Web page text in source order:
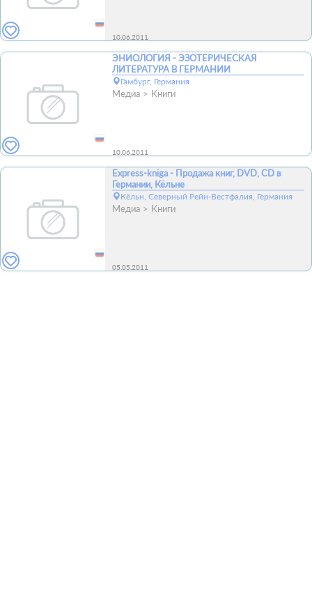
10.06.2011
ЭНИОЛОГИЯ - ЭЗОТЕРИЧЕСКАЯ
ЛИТЕРАТУРА В ГЕРМАНИИ
Гамбург, Германия
Медиа Книги
10.06.2011
Express-kniga - Продажа книг, DVD, CD в
Германии, Кёльне
Кёльн, Северный Рейн-Вестфалия, Германия
Медиа Книги
05.05.2011